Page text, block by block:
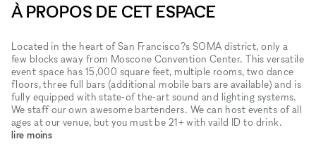
À PROPOS DE CET ESPACE
Located in the heart of San Francisco?s SOMA district, only a
few blocks away from Moscone Convention Center. This versatile
event space has 15,000 square feet, multiple rooms, two dance
floors, three full bars (additional mobile bars are available) and is
fully equipped with state-of the-art sound and lighting systems.
We staff our own awesome bartenders. We can host events of all
ages at our venue, but you must be 21+ with vaild ID to drink.
lire moins